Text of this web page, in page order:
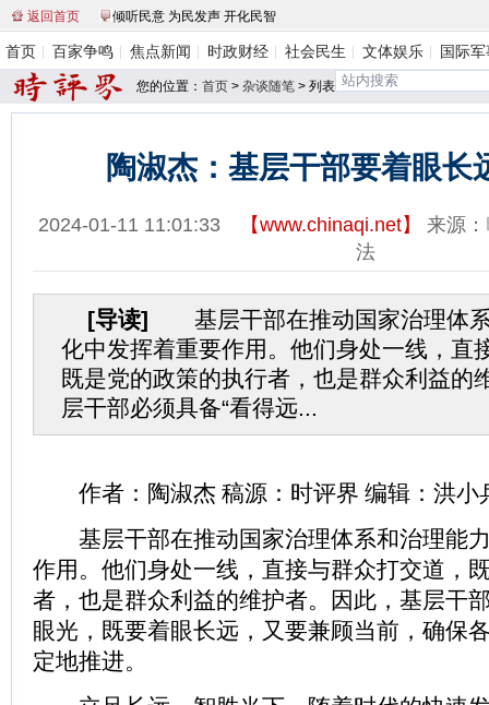
返回首页 倾听民意 为民发声 开化民智
首页 百家争鸣 焦点新闻 时政财经 社会民生 文体娱乐 国际
您的位置： 首页 > 杂谈随笔 > 列表
陶淑杰：基层干部要着眼长
2024-01-11 11:01:33 【www.chinaqi.net】 来源：
法
[导读] 基层干部在推动国家治理体
化中发挥着重要作用。他们身处一线，直
既是党的政策的执行者，也是群众利益的
层干部必须具备“看得远...
作者：陶淑杰 稿源：时评界 编辑：洪小
基层干部在推动国家治理体系和治理能
作用。他们身处一线，直接与群众打交道，
者，也是群众利益的维护者。因此，基层干
眼光，既要着眼长远，又要兼顾当前，确保
定地推进。